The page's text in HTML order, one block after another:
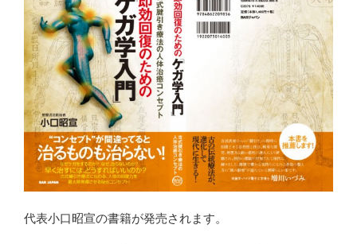
代表小口昭宣の書籍が発売されます。